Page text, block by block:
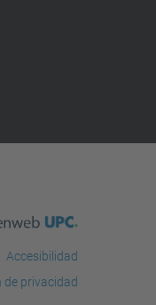
Accesibilidad
de privacidad